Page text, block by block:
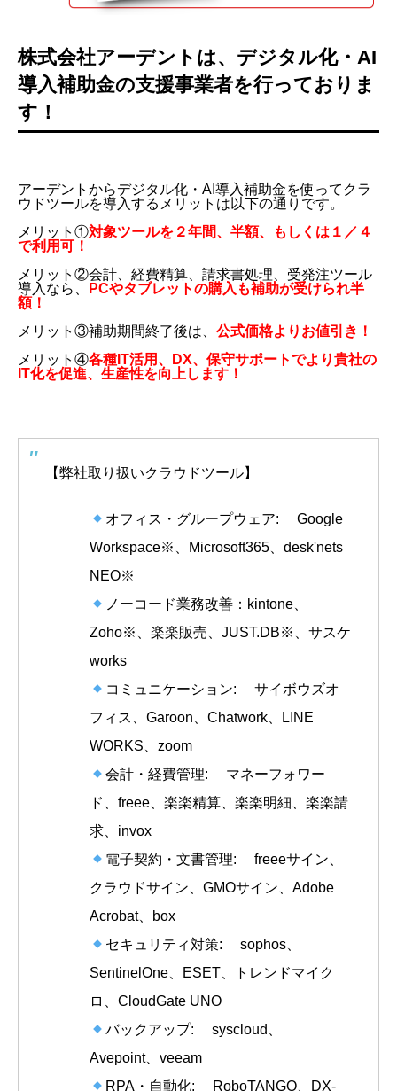
株式会社アーデントは、デジタル化・AI
導入補助金の支援事業者を行っておりま
す！
アーデントからデジタル化・AI導入補助金を使ってクラ
ウドツールを導入するメリットは以下の通りです。
メリット①対象ツールを２年間、半額、もしくは１／４
で利用可！
メリット②会計、経費精算、請求書処理、受発注ツール
導入なら、
PCやタブレットの購入も補助が受けられ半
額！
メリット③補助期間終了後は、 公式価格よりお値引き！
メリット④各種IT活用、DX、保守サポートでより貴社の
IT化を促進、生産性を向上します！
【弊社取り扱いクラウドツール】
オフィス・グループウェア: Google
Workspace※、Microsoft365、desk'nets
NEO※
ノーコード業務改善：kintone、
Zoho※、楽楽販売、JUST.DB※、サスケ
works
コミュニケーション: サイボウズオ
フィス、Garoon、Chatwork、LINE
WORKS、zoom
会計・経費管理: マネーフォワー
ド、freee、楽楽精算、楽楽明細、楽楽請
求、invox
電子契約・文書管理: freeeサイン、
クラウドサイン、GMOサイン、Adobe
Acrobat、box
セキュリティ対策: sophos、
SentinelOne、ESET、トレンドマイク
ロ、CloudGate UNO
バックアップ: syscloud、
Avepoint、veeam
RPA・自動化: RoboTANGO、DX-